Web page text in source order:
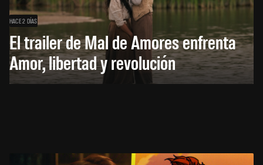
HACE 2 DÍAS
El trailer de Mal de Amores enfrenta
Amor, libertad y revolución